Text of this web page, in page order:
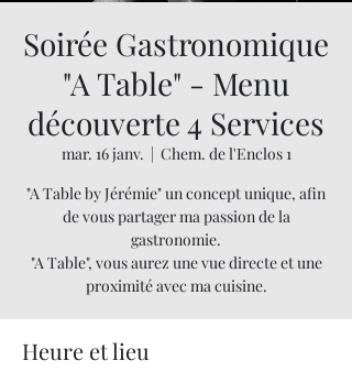
Soirée Gastronomique
"A Table" - Menu
découverte 4 Services
mar. 16 janv.
  |
Chem. de l'Enclos 1
"A Table by Jérémie" un concept unique, afin
de vous partager ma passion de la
gastronomie.
"A Table", vous aurez une vue directe et une
proximité avec ma cuisine.
Heure et lieu